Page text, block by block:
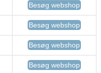
Besøg webshop
Besøg webshop
Besøg webshop
Besøg webshop